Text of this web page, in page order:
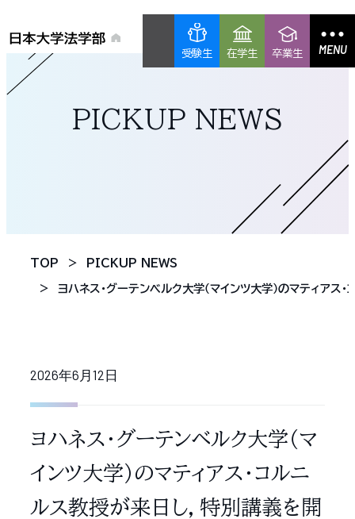
受験生 在学生 卒業生 MENU
PICKUP NEWS
TOP PICKUP NEWS
ヨハネス・グーテンベルク大学（マインツ大学）のマティアス
2026年6月12日
ヨハネス・グーテンベルク大学（マ
インツ大学）のマティアス・コルニ
ルス教授が来日し，特別講義を開